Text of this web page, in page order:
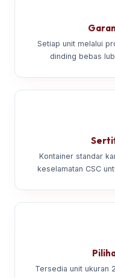
Setiap unit melalui
dinding bebas
Kontainer standar
keselamatan CSC
Tersedia unit ukuran